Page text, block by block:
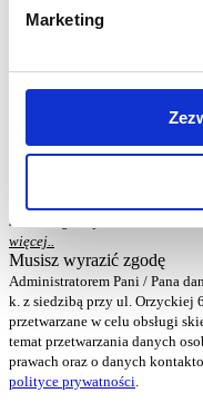
Marketing
nowe rozwiązanie w polskim
ulgą dla klasy średniej
czytaj dalej
Zapisz się do naszego
marketingowej.
więcej..
Musisz wyrazić zgodę
Administratorem Pani / Pana
k. z siedzibą przy ul. Orzyckiej
przetwarzane w celu obsługi
temat przetwarzania danych
prawach oraz o danych
polityce prywatności